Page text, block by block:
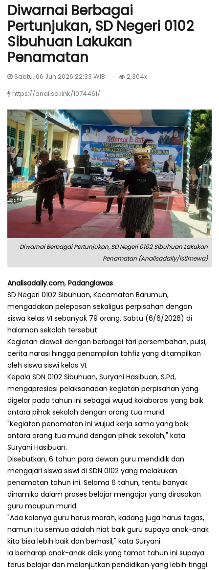
Diwarnai Berbagai
Pertunjukan, SD Negeri 0102
Sibuhuan Lakukan
Penamatan
Sabtu, 06 Jun 2026 22:33 WIB
2,304x
https://analisa.link/1074461/
Diwarnai Berbagai Pertunjukan, SD Negeri 0102 Sibuhuan Lakukan
Penamatan (Analisadaily/istimewa)
Analisadaily.com, Padanglawas
SD Negeri 0102 Sibuhuan, Kecamatan Barumun,
mengadakan pelepasan sekaligus perpisahan dengan
siswa kelas VI sebanyak 79 orang, Sabtu (6/6/2026) di
halaman sekolah tersebut.
Kegiatan diawali dengan berbagai tari persembahan, puisi,
cerita narasi hingga penampilan tahfiz yang ditampilkan
oleh siswa siswi kelas VI.
Kepala SDN 0102 Sibuhuan, Suryani Hasibuan, S.Pd,
mengapresiasi pelaksanaaan kegiatan perpisahan yang
digelar pada tahun ini sebagai wujud kolaborasi yang baik
antara pihak sekolah dengan orang tua murid.
"Kegiatan penamatan ini wujud kerja sama yang baik
antara orang tua murid dengan pihak sekolah," kata
Suryani Hasibuan.
Disebutkan, 6 tahun para dewan guru mendidik dan
mengajari siswa siswi di SDN 0102 yang melakukan
penamatan tahun ini. Selama 6 tahun, tentu banyak
dinamika dalam proses belajar mengajar yang dirasakan
guru maupun murid.
"Ada kalanya guru harus marah, kadang juga harus tegas,
namun itu semua adalah niat baik guru supaya anak-anak
kita bisa lebih baik dan berhasil," kata Suryani.
Ia berharap anak-anak didik yang tamat tahun ini supaya
terus belajar dan melanjutkan pendidikan yang lebih tinggi.